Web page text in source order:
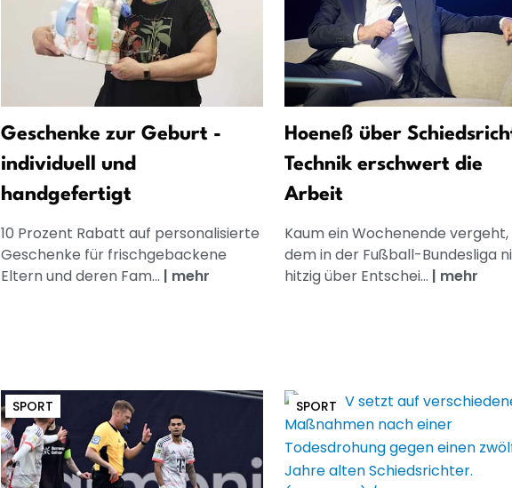
Geschenke zur Geburt -
individuell und
handgefertigt
10 Prozent Rabatt auf personalisierte
Geschenke für frischgebackene
Eltern und deren Fam... | mehr
Hoeneß über
Technik erschwert die
Arbeit
Kaum ein Wochenende vergeht,
dem in der Fußball-Bundesliga
hitzig über Entschei... | mehr
SPORT SPORT